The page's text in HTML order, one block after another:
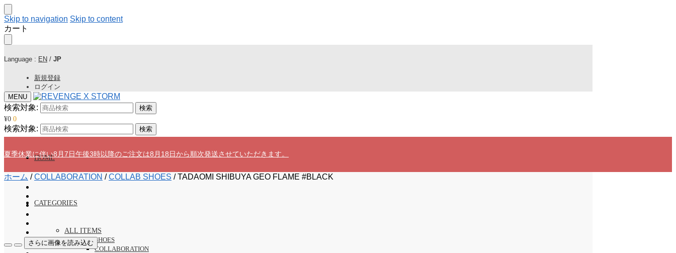
Skip to navigation Skip to content
カート
Language : EN / JP
新規登録
ログイン
MENU
検索対象:
検索
¥0 0
検索対象: 検索
HOME
CATEGORIES
ALL ITEMS
SHOES
COLLABORATION
夏季休業に伴い8月7日午後3時以降のご注文は8月18日から順次発送させていただきます。
ホーム /COLLABORATION /COLLAB SHOES /TADAOMI SHIBUYA GEO FLAME #BLACK
さらに画像を読み込む